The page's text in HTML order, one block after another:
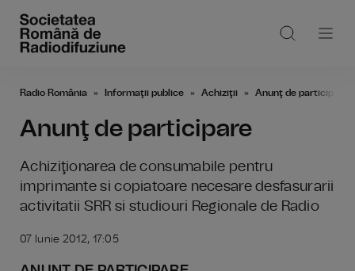
Radio România Informaţii publice Achiziţii Anunţ de participare
Anunţ de participare
Achiziţionarea de consumabile pentru
imprimante si copiatoare necesare desfasurarii
activitatii SRR si studiouri Regionale de Radio
07 Iunie 2012, 17:05